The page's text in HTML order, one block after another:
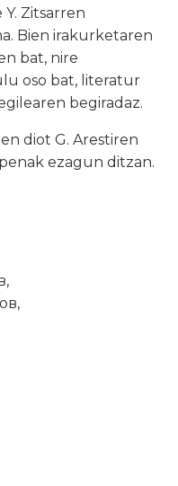
Zitsarren
Bien irakurketaren
bat, nire
oso bat, literatur
begiradaz.
diot G. Arestiren
ezagun ditzan.